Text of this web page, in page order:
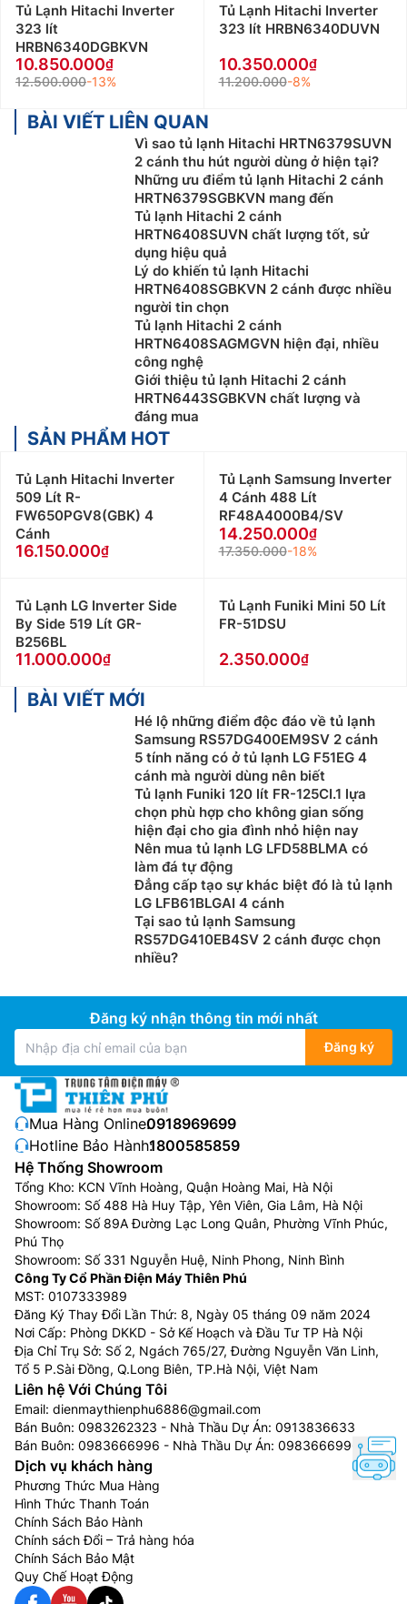
Tủ Lạnh Hitachi Inverter
323 lít
HRBN6340DGBKVN
10.850.000
12.500.000-13%
Tủ Lạnh Hitachi Inverter
323 lít HRBN6340DUVN
10.350.000
11.200.000-8%
BÀI VIẾT LIÊN QUAN
Vì sao tủ lạnh Hitachi HRTN6379SUVN
2 cánh thu hút người dùng ở hiện tại?
Những ưu điểm tủ lạnh Hitachi 2 cánh
HRTN6379SGBKVN mang đến
Tủ lạnh Hitachi 2 cánh
HRTN6408SUVN chất lượng tốt, sử
dụng hiệu quả
Lý do khiến tủ lạnh Hitachi
HRTN6408SGBKVN 2 cánh được nhiều
người tin chọn
Tủ lạnh Hitachi 2 cánh
HRTN6408SAGMGVN hiện đại, nhiều
công nghệ
Giới thiệu tủ lạnh Hitachi 2 cánh
HRTN6443SGBKVN chất lượng và
đáng mua
SẢN PHẨM HOT
Tủ Lạnh Hitachi Inverter
509 Lít R-
FW650PGV8(GBK) 4
Cánh
16.150.000
Tủ Lạnh Samsung Inverter
4 Cánh 488 Lít
RF48A4000B4/SV
14.250.000
17.350.000-18%
Tủ Lạnh LG Inverter Side
By Side 519 Lít GR-
B256BL
11.000.000
Tủ Lạnh Funiki Mini 50 Lít
FR-51DSU
2.350.000
BÀI VIẾT MỚI
Hé lộ những điểm độc đáo về tủ lạnh
Samsung RS57DG400EM9SV 2 cánh
5 tính năng có ở tủ lạnh LG F51EG 4
cánh mà người dùng nên biết
Tủ lạnh Funiki 120 lít FR-125CI.1 lựa
chọn phù hợp cho không gian sống
hiện đại cho gia đình nhỏ hiện nay
Nên mua tủ lạnh LG LFD58BLMA có
làm đá tự động
Đẳng cấp tạo sự khác biệt đó là tủ lạnh
LG LFB61BLGAI 4 cánh
Tại sao tủ lạnh Samsung
RS57DG410EB4SV 2 cánh được chọn
nhiều?
Đăng ký nhận thông tin mới nhất
Đăng ký
Mua Hàng Online:0918969699
Hotline Bảo Hành:1800585859
Hệ Thống Showroom
Tổng Kho: KCN Vĩnh Hoàng, Quận Hoàng Mai, Hà Nội
Showroom: Số 488 Hà Huy Tập, Yên Viên, Gia Lâm, Hà Nội
Showroom: Số 89A Đường Lạc Long Quân, Phường Vĩnh Phúc,
Phú Thọ
Showroom: Số 331 Nguyễn Huệ, Ninh Phong, Ninh Bình
Công Ty Cổ Phần Điện Máy Thiên Phú
MST: 0107333989
Đăng Ký Thay Đổi Lần Thứ: 8, Ngày 05 tháng 09 năm 2024
Nơi Cấp: Phòng DKKD - Sở Kế Hoạch và Đầu Tư TP Hà Nội
Địa Chỉ Trụ Sở: Số 2, Ngách 765/27, Đường Nguyễn Văn Linh,
Tổ 5 P.Sài Đồng, Q.Long Biên, TP.Hà Nội, Việt Nam
Liên hệ Với Chúng Tôi
Email: dienmaythienphu6886@gmail.com
Bán Buôn: 0983262323 - Nhà Thầu Dự Án: 0913836633
Bán Buôn: 0983666996 - Nhà Thầu Dự Án: 0983666996
Dịch vụ khách hàng
Phương Thức Mua Hàng
Hình Thức Thanh Toán
Chính Sách Bảo Hành
Chính sách Đổi – Trả hàng hóa
Chính Sách Bảo Mật
Quy Chế Hoạt Động